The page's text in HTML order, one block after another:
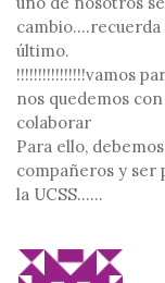
cambio….recuerda
último.
!!!!!!!!!!!!!!!!vamos
nos quedemos
colaborar
Para ello,
compañeros y ser
la UCSS……